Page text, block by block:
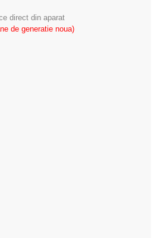
direct din aparat
de generatie noua)